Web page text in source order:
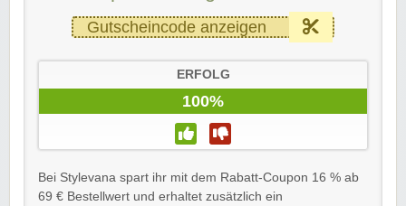
Gutscheincode anzeigen
ERFOLG
100%
Bei Stylevana spart ihr mit dem Rabatt-Coupon 16 % ab
69 € Bestellwert und erhaltet zusätzlich ein